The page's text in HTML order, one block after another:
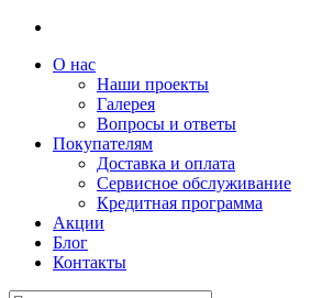
О нас
Наши проекты
Галерея
Вопросы и ответы
Покупателям
Доставка и оплата
Сервисное обслуживание
Кредитная программа
Акции
Блог
Контакты